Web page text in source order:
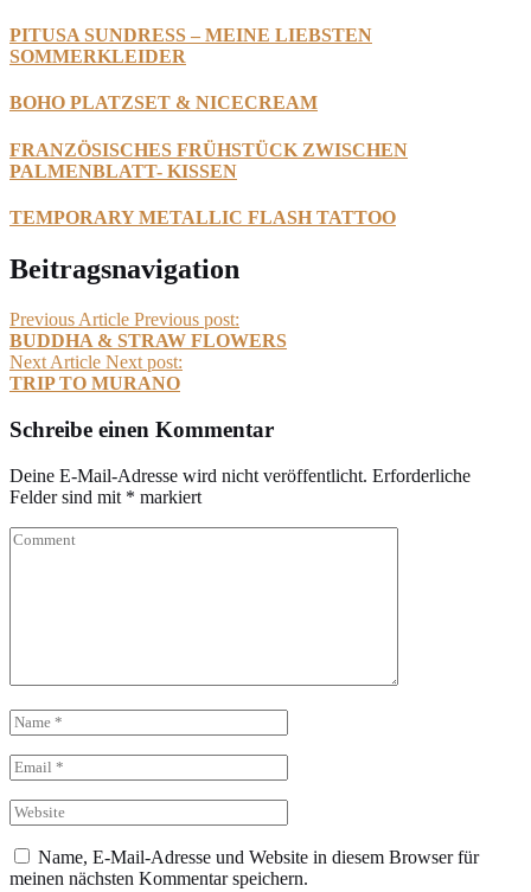
PITUSA SUNDRESS – MEINE LIEBSTEN
SOMMERKLEIDER
BOHO PLATZSET & NICECREAM
FRANZÖSISCHES FRÜHSTÜCK ZWISCHEN
PALMENBLATT- KISSEN
TEMPORARY METALLIC FLASH TATTOO
Beitragsnavigation
Previous Article Previous post:
BUDDHA & STRAW FLOWERS
Next Article Next post:
TRIP TO MURANO
Schreibe einen Kommentar
Deine E-Mail-Adresse wird nicht veröffentlicht. Erforderliche
Felder sind mit * markiert
Name, E-Mail-Adresse und Website in diesem Browser für
meinen nächsten Kommentar speichern.